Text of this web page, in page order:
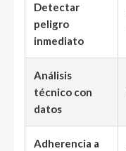
Detectar
peligro
inmediato
Análisis
técnico con
datos
Adherencia a